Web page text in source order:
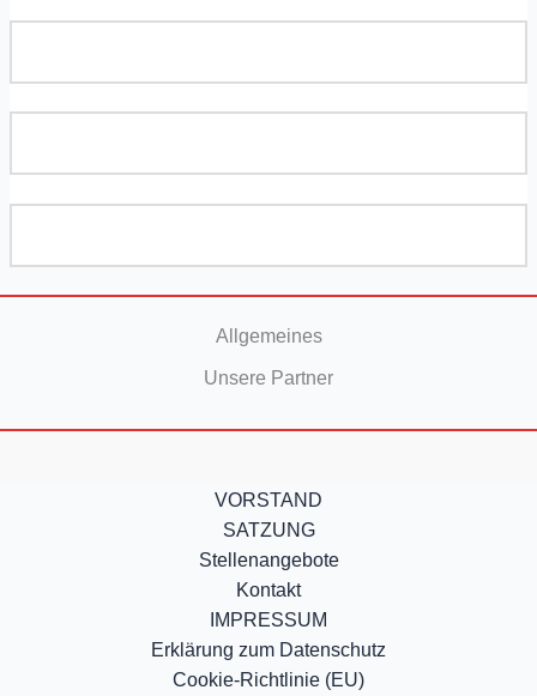
Allgemeines
Unsere Partner
VORSTAND
SATZUNG
Stellenangebote
Kontakt
IMPRESSUM
Erklärung zum Datenschutz
Cookie-Richtlinie (EU)